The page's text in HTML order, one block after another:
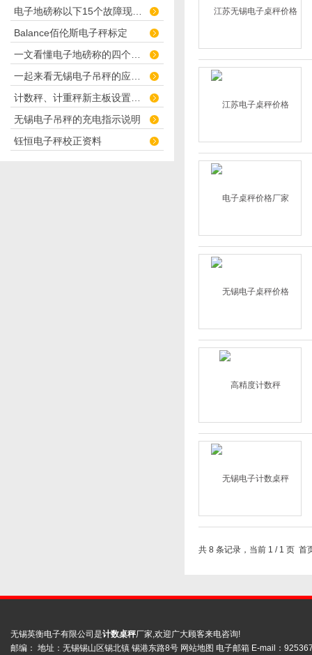
Balance佰伦斯电子秤标定
无锡电子吊秤的充电指示说明
钰恒电子秤校正资料
共 8 条记录，当前 1 / 1 页
无锡英衡电子有限公司是计数桌秤厂家,欢迎广大顾客来电咨询!
邮编： 地址：无锡锡山区锡北镇 锡港东路8号 网站地图 电子邮箱 E-mail：